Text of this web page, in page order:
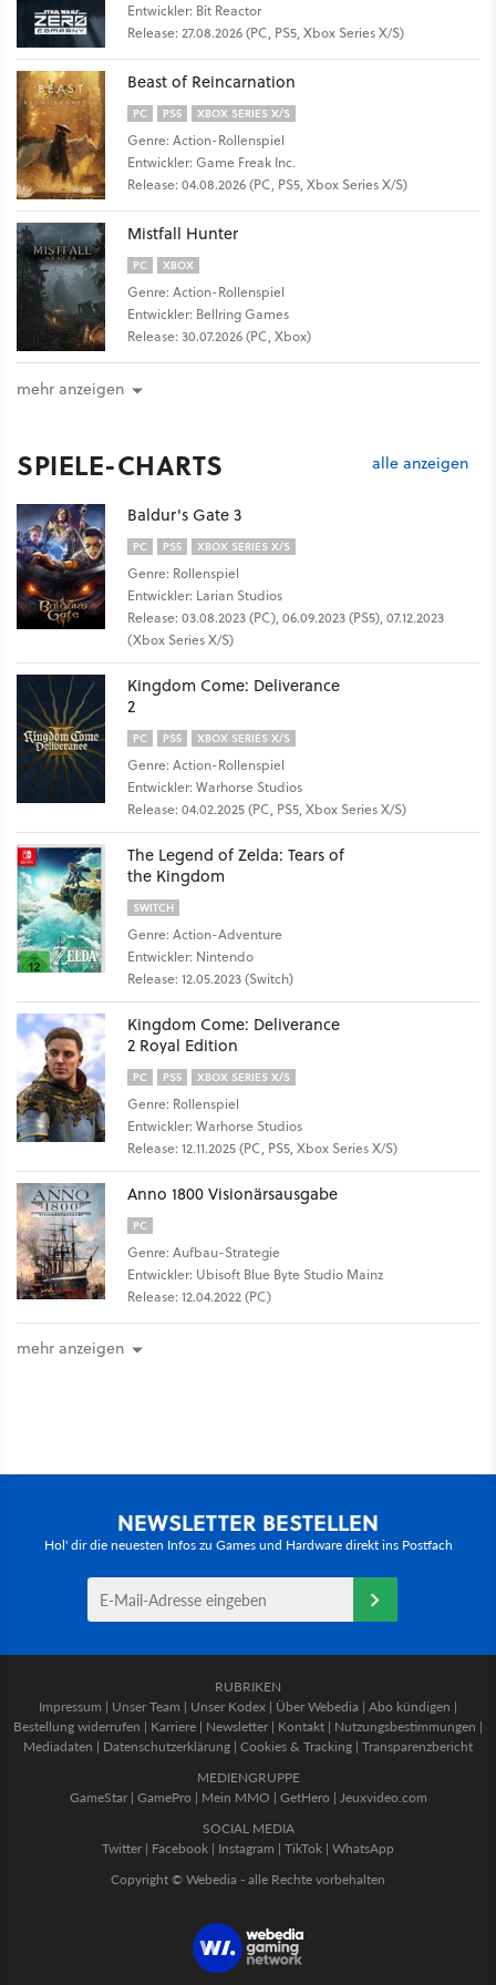
Entwickler: Bit Reactor
Release: 27.08.2026 (PC, PS5, Xbox Series X/S)
Beast of Reincarnation
PC PS5 XBOX SERIES X/S
Genre: Action-Rollenspiel
Entwickler: Game Freak Inc.
Release: 04.08.2026 (PC, PS5, Xbox Series X/S)
Mistfall Hunter
PC XBOX
Genre: Action-Rollenspiel
Entwickler: Bellring Games
Release: 30.07.2026 (PC, Xbox)
mehr anzeigen
SPIELE-CHARTS alle anzeigen
Baldur's Gate 3
PC PS5 XBOX SERIES X/S
Genre: Rollenspiel
Entwickler: Larian Studios
Release: 03.08.2023 (PC), 06.09.2023 (PS5), 07.12.2023
(Xbox Series X/S)
Kingdom Come: Deliverance
2
PC PS5 XBOX SERIES X/S
Genre: Action-Rollenspiel
Entwickler: Warhorse Studios
Release: 04.02.2025 (PC, PS5, Xbox Series X/S)
The Legend of Zelda: Tears of
the Kingdom
SWITCH
Genre: Action-Adventure
Entwickler: Nintendo
Release: 12.05.2023 (Switch)
Kingdom Come: Deliverance
2 Royal Edition
PC PS5 XBOX SERIES X/S
Genre: Rollenspiel
Entwickler: Warhorse Studios
Release: 12.11.2025 (PC, PS5, Xbox Series X/S)
Anno 1800 Visionärsausgabe
PC
Genre: Aufbau-Strategie
Entwickler: Ubisoft Blue Byte Studio Mainz
Release: 12.04.2022 (PC)
mehr anzeigen
NEWSLETTER BESTELLEN
Hol' dir die neuesten Infos zu Games und Hardware direkt ins Postfach
RUBRIKEN
Impressum | Unser Team | Unser Kodex | Über Webedia | Abo kündigen |
Bestellung widerrufen | Karriere | Newsletter | Kontakt | Nutzungsbestimmungen |
Mediadaten | Datenschutzerklärung | Cookies & Tracking | Transparenzbericht
MEDIENGRUPPE
GameStar| GamePro | Mein MMO | GetHero | Jeuxvideo.com
SOCIAL MEDIA
Twitter | Facebook | Instagram | TikTok | WhatsApp
Copyright © Webedia - alle Rechte vorbehalten